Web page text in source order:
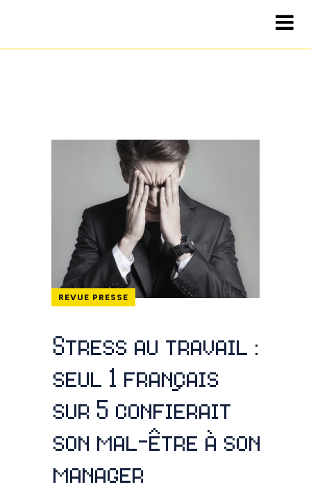
REVUE PRESSE
Stress au travail :
seul 1 français
sur 5 confierait
son mal-être à son
manager